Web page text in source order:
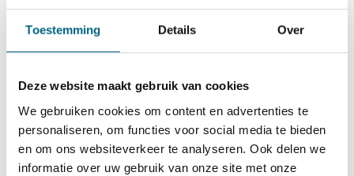
Toestemming Details Over
Deze website maakt gebruik van cookies
We gebruiken cookies om content en advertenties te
personaliseren, om functies voor social media te bieden
en om ons websiteverkeer te analyseren. Ook delen we
informatie over uw gebruik van onze site met onze
Qualis
Qualis I size 4
905,-
Op voorraad
Bekijk de reviews